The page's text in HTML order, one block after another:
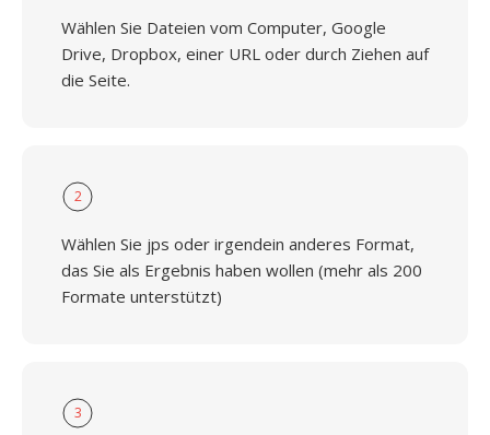
Wählen Sie Dateien vom Computer, Google
Drive, Dropbox, einer URL oder durch Ziehen auf
die Seite.
2
Wählen Sie jps oder irgendein anderes Format,
das Sie als Ergebnis haben wollen (mehr als 200
Formate unterstützt)
3